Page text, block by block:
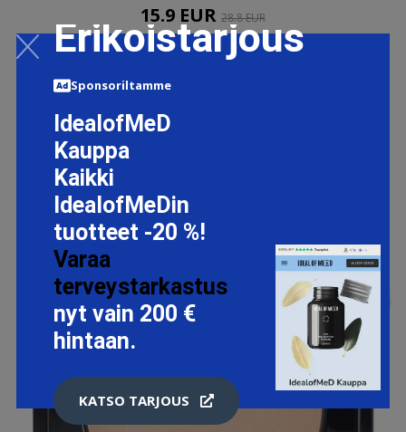
15.9 EUR 28.8 EUR
Erikoistarjous
Sponsoriltamme
IdealofMeD
Kauppa
Kaikki
IdealofMeDin
tuotteet -20 %!
Varaa
terveystarkastus
nyt vain 200 €
hintaan.
KATSO TARJOUS